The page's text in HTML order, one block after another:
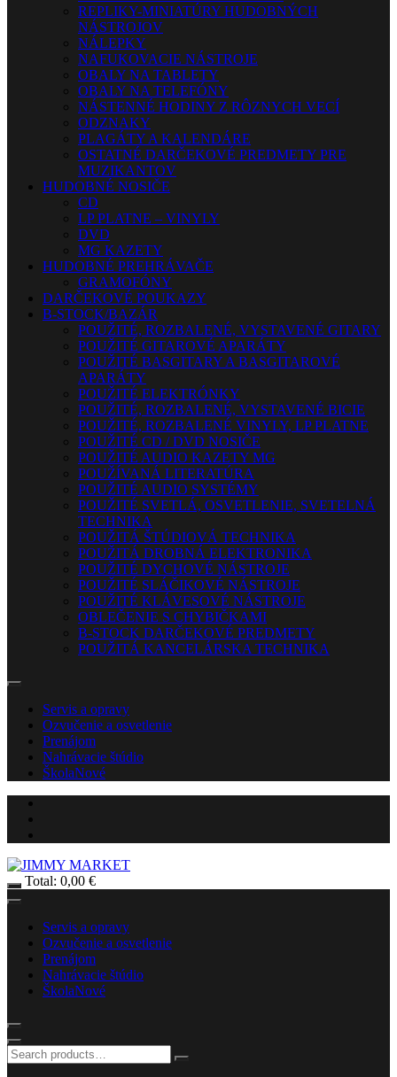
REPLIKY-MINIATÚRY HUDOBNÝCH
NÁSTROJOV
NÁLEPKY
NAFUKOVACIE NÁSTROJE
OBALY NA TABLETY
OBALY NA TELEFÓNY
NÁSTENNÉ HODINY Z RÔZNYCH VECÍ
ODZNAKY
PLAGÁTY A KALENDÁRE
OSTATNÉ DARČEKOVÉ PREDMETY PRE
MUZIKANTOV
HUDOBNÉ NOSIČE
CD
LP PLATNE – VINYLY
DVD
MG KAZETY
HUDOBNÉ PREHRÁVAČE
GRAMOFÓNY
DARČEKOVÉ POUKAZY
B-STOCK/BAZÁR
POUŽITÉ, ROZBALENÉ, VYSTAVENÉ GITARY
POUŽITÉ GITAROVÉ APARÁTY
POUŽITÉ BASGITARY A BASGITAROVÉ
APARÁTY
POUŽITÉ ELEKTRÓNKY
POUŽITÉ, ROZBALENÉ, VYSTAVENÉ BICIE
POUŽITÉ, ROZBALENÉ VINYLY, LP PLATNE
POUŽITÉ CD / DVD NOSIČE
POUŽITÉ AUDIO KAZETY MG
POUŽÍVANÁ LITERATÚRA
POUŽITÉ AUDIO SYSTÉMY
POUŽITÉ SVETLÁ, OSVETLENIE, SVETELNÁ
TECHNIKA
POUŽITÁ ŠTÚDIOVÁ TECHNIKA
POUŽITÁ DROBNÁ ELEKTRONIKA
POUŽITÉ DYCHOVÉ NÁSTROJE
POUŽITÉ SLÁČIKOVÉ NÁSTROJE
POUŽITÉ KLÁVESOVÉ NÁSTROJE
OBLEČENIE S CHYBIČKAMI
B-STOCK DARČEKOVÉ PREDMETY
POUŽITÁ KANCELÁRSKA TECHNIKA
Servis a opravy
Ozvučenie a osvetlenie
Prenájom
Nahrávacie štúdio
ŠkolaNové
Total: 0,00 €
Servis a opravy
Ozvučenie a osvetlenie
Prenájom
Nahrávacie štúdio
ŠkolaNové